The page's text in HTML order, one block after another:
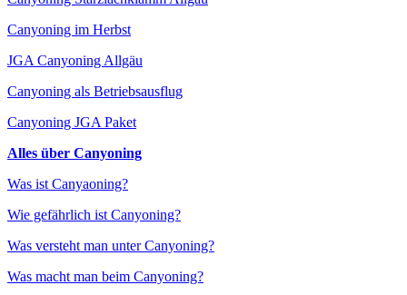
Canyoning im Herbst
JGA Canyoning Allgäu
Canyoning als Betriebsausflug
Canyoning JGA Paket
Alles über Canyoning
Was ist Canyaoning?
Wie gefährlich ist Canyoning?
Was versteht man unter Canyoning?
Was macht man beim Canyoning?